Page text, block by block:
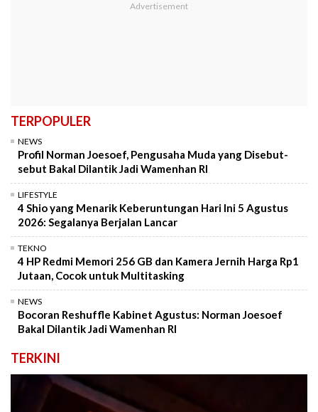
TERPOPULER
NEWS
Profil Norman Joesoef, Pengusaha Muda yang Disebut-
sebut Bakal Dilantik Jadi Wamenhan RI
LIFESTYLE
4 Shio yang Menarik Keberuntungan Hari Ini 5 Agustus
2026: Segalanya Berjalan Lancar
TEKNO
4 HP Redmi Memori 256 GB dan Kamera Jernih Harga Rp1
Jutaan, Cocok untuk Multitasking
NEWS
Bocoran Reshuffle Kabinet Agustus: Norman Joesoef
Bakal Dilantik Jadi Wamenhan RI
TERKINI